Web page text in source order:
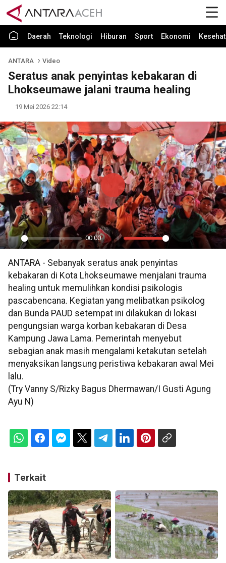
Daerah Teknologi Hiburan Sport Ekonomi
ANTARA Video
Seratus anak penyintas kebakaran di
Lhokseumawe jalani trauma healing
19 Mei 2026 22:14
Play
00:00
Mute Settings
PIP
Play
ANTARA - Sebanyak seratus anak penyintas
kebakaran di Kota Lhokseumawe menjalani trauma
healing untuk memulihkan kondisi psikologis
pascabencana. Kegiatan yang melibatkan psikolog
dan Bunda PAUD setempat ini dilakukan di lokasi
pengungsian warga korban kebakaran di Desa
Kampung Jawa Lama. Pemerintah menyebut
sebagian anak masih mengalami ketakutan setelah
menyaksikan langsung peristiwa kebakaran awal Mei
lalu.
(Try Vanny S/Rizky Bagus Dhermawan/I Gusti Agung
Ayu N)
Terkait